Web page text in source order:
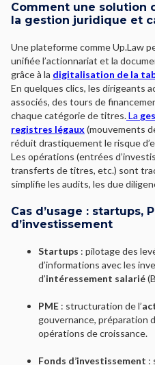
Comment une solution
la gestion juridique et
Une plateforme comme Up.Law
unifiée l’actionnariat et la
grâce à la digitalisation de la
En quelques clics, les dirigeants
associés, des tours de
chaque catégorie de titres.La
registres légaux (mouvements
réduit drastiquement le risque
Les opérations (entrées
transferts de titres, etc.) sont
simplifie les audits, les due
Cas d’usage : startups,
d’investissement
Startups : pilotage des
d’informations avec les
d’intéressement salarié
PME : structuration de l’
gouvernance, préparation
opérations de croissance.
Fonds d’investissement :